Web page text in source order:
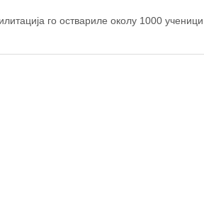
го оствариле околу 1000 ученици..